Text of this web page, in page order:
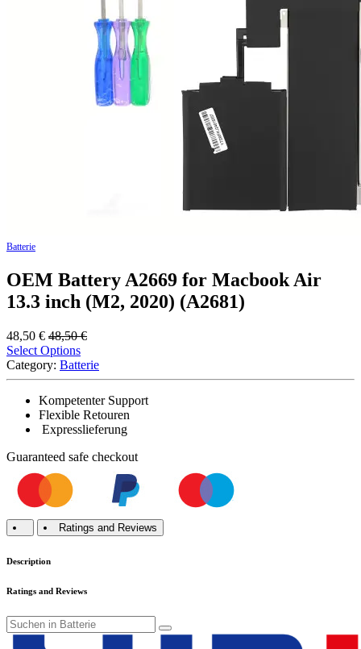
Batterie
OEM Battery A2669 for Macbook Air
13.3 inch (M2, 2020) (A2681)
48,50 € 48,50€
Select Options
Category: Batterie
Kompetenter Support
Flexible Retouren
Expresslieferung
Guaranteed safe checkout
Ratings and Reviews
Description
Ratings and Reviews